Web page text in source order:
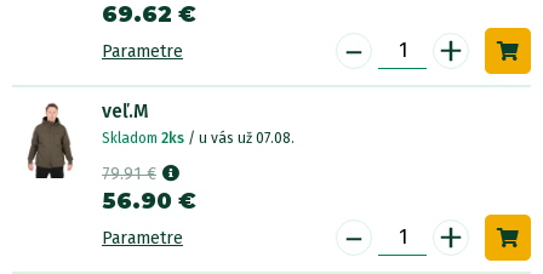
69.62 €
Parametre - +
veľ.M
Skladom 2ks / u vás už 07.08.
79.91 €
56.90 €
Parametre - +